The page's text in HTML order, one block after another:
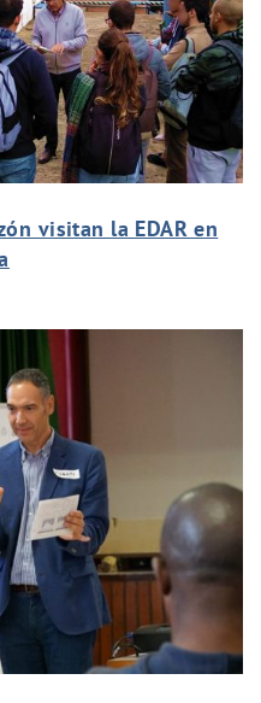
visitan la EDAR en